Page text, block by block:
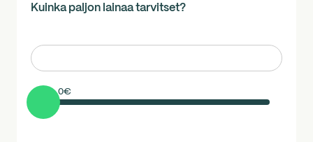
Kuinka paljon lainaa tarvitset?
€
0